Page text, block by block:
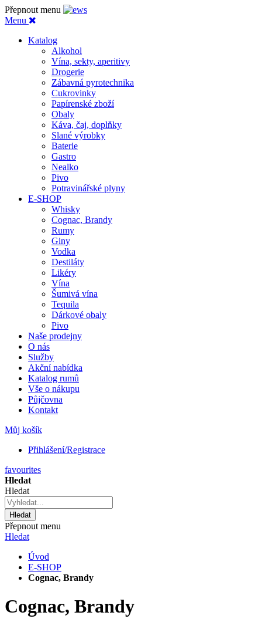
Přepnout menu
Menu
Katalog
Alkohol
Vína, sekty, aperitivy
Drogerie
Zábavná pyrotechnika
Cukrovinky
Papírenské zboží
Obaly
Káva, čaj, doplňky
Slané výrobky
Baterie
Gastro
Nealko
Pivo
Potravinářské plyny
E-SHOP
Whisky
Cognac, Brandy
Rumy
Giny
Vodka
Destiláty
Likéry
Vína
Šumivá vína
Tequila
Dárkové obaly
Pivo
Naše prodejny
O nás
Služby
Akční nabídka
Katalog rumů
Vše o nákupu
Půjčovna
Kontakt
Můj košík
Přihlášení/Registrace
favourites
Hledat
Hledat
Hledat
Přepnout menu
Hledat
Úvod
E-SHOP
Cognac, Brandy
Cognac, Brandy